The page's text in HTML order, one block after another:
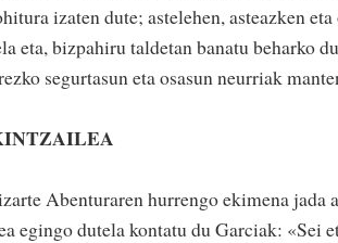
izaten dute; astelehen, asteazken
eta, bizpahiru taldetan banatu beharko
segurtasun eta osasun neurriak
Abenturaren hurrengo ekimena jada
egingo dutela kontatu du Garciak: «Sei